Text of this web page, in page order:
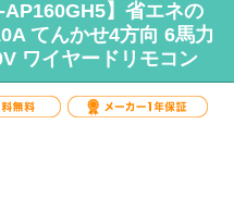
AP160GH5】省エネの
てんかせ4方向 6馬力
ワイヤードリモコン